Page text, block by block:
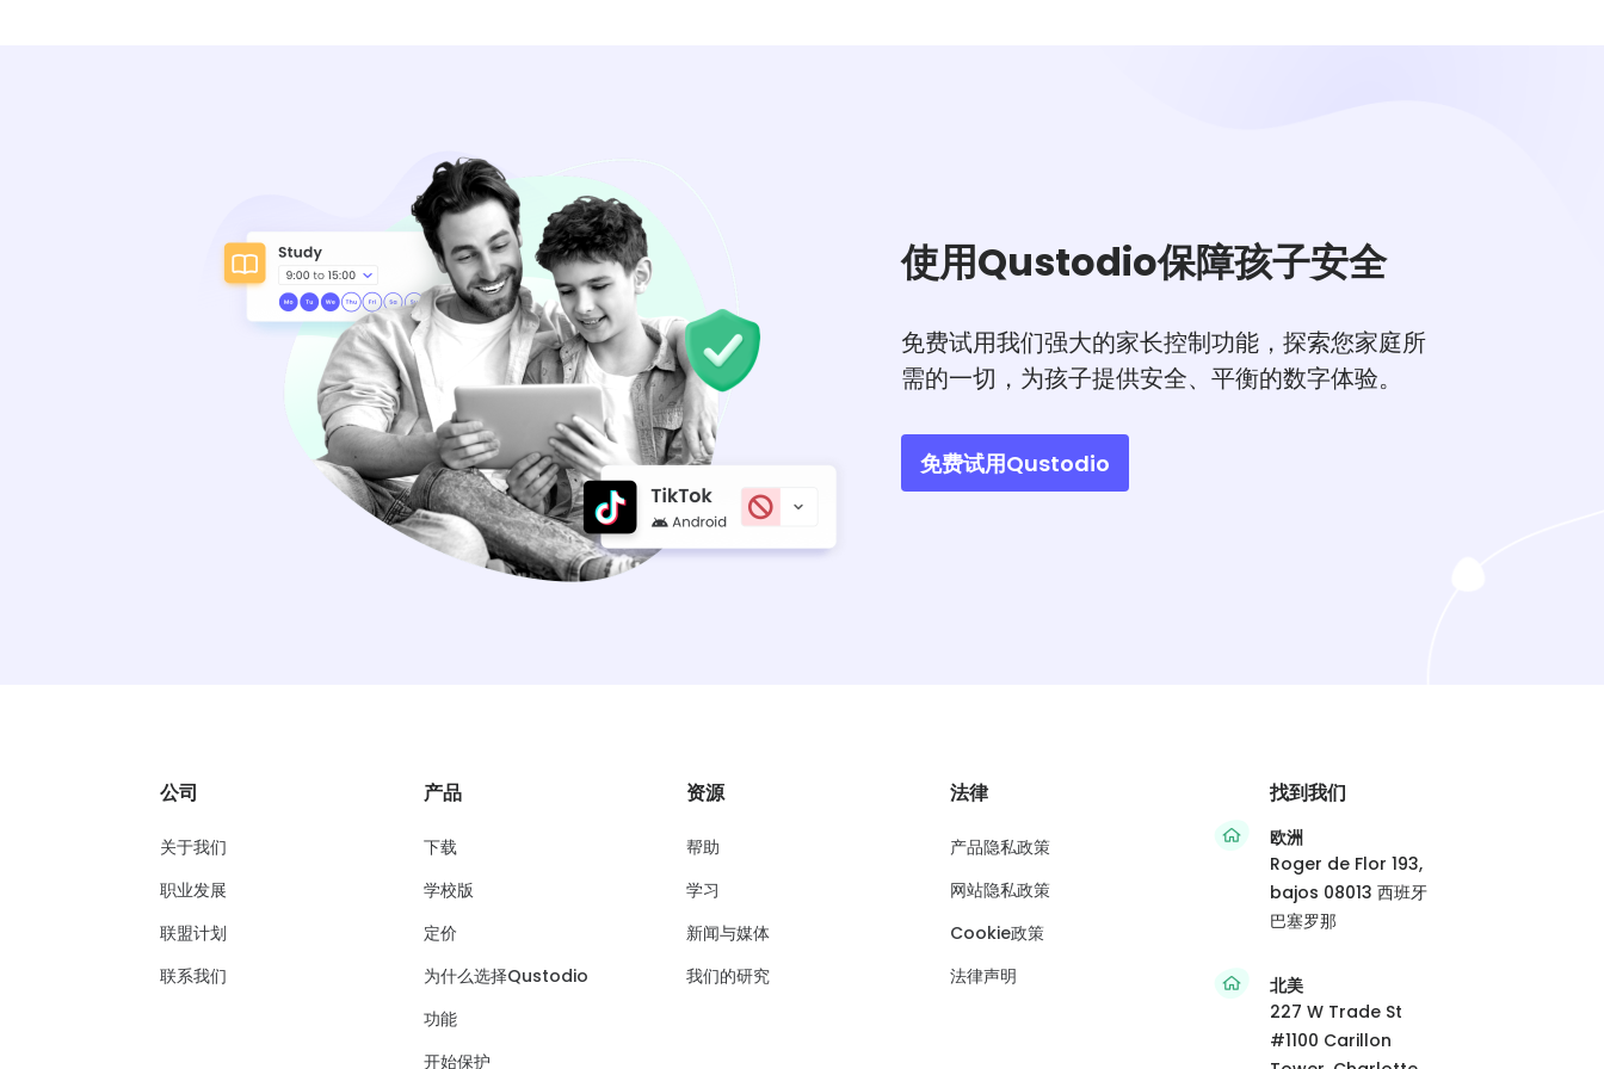
使用Qustodio保障孩子安全
免费试用我们强大的家长控制功能，探索您家庭所
需的一切，为孩子提供安全、平衡的数字体验。
免费试用Qustodio
公司
关于我们
职业发展
联盟计划
联系我们
产品
下载
学校版
定价
为什么选择Qustodio
功能
开始保护
资源
帮助
学习
新闻与媒体
我们的研究
法律
产品隐私政策
网站隐私政策
Cookie政策
法律声明
找到我们
欧洲
Roger de Flor 193,
bajos 08013 西班牙
巴塞罗那
北美
227 W Trade St
#1100 Carillon